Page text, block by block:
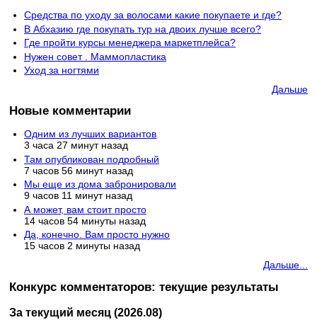
Средства по уходу за волосами какие покупаете и где?
В Абхазию где покупать тур на двоих лучше всего?
Где пройти курсы менеджера маркетплейса?
Нужен совет . Маммопластика
Уход за ногтями
Дальше
Новые комментарии
Одним из лучших вариантов
3 часа 27 минут назад
Там опубликован подробный
7 часов 56 минут назад
Мы еще из дома забронировали
9 часов 11 минут назад
А может, вам стоит просто
14 часов 54 минуты назад
Да, конечно. Вам просто нужно
15 часов 2 минуты назад
Дальше...
Конкурс комментаторов: текущие результаты
За текущий месяц (2026.08)